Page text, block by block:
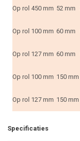
Op rol 450 mm 52 mm
Op rol 100 mm 60 mm
Op rol 127 mm 60 mm
Op rol 100 mm 150 mm
Op rol 127 mm 150 mm
Specificaties